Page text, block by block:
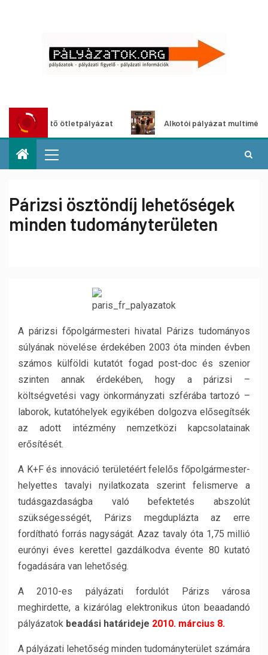
ötletpályázat Alkotói pályázat multimédia-
Párizsi ösztöndíj lehetőségek
minden tudományterületen
A párizsi főpolgármesteri hivatal Párizs tudományos
súlyának növelése érdekében 2003 óta minden évben
számos külföldi kutatót fogad post-doc és szenior
szinten annak érdekében, hogy a párizsi –
költségvetési vagy önkormányzati szférába tartozó –
laborok, kutatóhelyek egyikében dolgozva elősegítsék
az adott intézmény nemzetközi kapcsolatainak
erősítését.
A K+F és innováció területéért felelős főpolgármester-
helyettes tavalyi nyilatkozata szerint felismerve a
tudásgazdaságba való befektetés abszolút
szükségességét, Párizs megduplázta az erre
fordítható forrás nagyságát. Azaz tavaly óta 1,75 millió
eurónyi éves kerettel gazdálkodva évente 80 kutató
fogadására van lehetőség.
A 2010-es pályázati fordulót Párizs városa
meghirdette, a kizárólag elektronikus úton beaadandó
pályázatok beadási határideje 2010. március 8.
A pályázati lehetőség minden tudományterület számára